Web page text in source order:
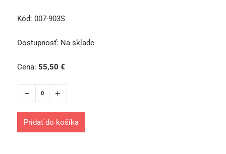
Kód: 007-903S
Dostupnosť: Na sklade
Cena: 55,50 €
Pridať do košíka